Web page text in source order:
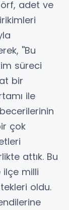
adet ve
''Bu
süreci
bir
ile
çok
attık. Bu
ilçe milli
oldu.